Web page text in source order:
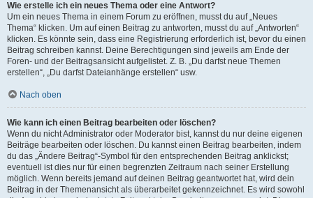
Wie erstelle ich ein neues Thema oder eine Antwort?
Um ein neues Thema in einem Forum zu eröffnen, musst du auf „Neues
Thema“ klicken. Um auf einen Beitrag zu antworten, musst du auf „Antworten“
klicken. Es könnte sein, dass eine Registrierung erforderlich ist, bevor du einen
Beitrag schreiben kannst. Deine Berechtigungen sind jeweils am Ende der
Foren- und der Beitragsansicht aufgelistet. Z. B. „Du darfst neue Themen
erstellen“, „Du darfst Dateianhänge erstellen“ usw.
Nach oben
Wie kann ich einen Beitrag bearbeiten oder löschen?
Wenn du nicht Administrator oder Moderator bist, kannst du nur deine eigenen
Beiträge bearbeiten oder löschen. Du kannst einen Beitrag bearbeiten, indem
du das „Ändere Beitrag“-Symbol für den entsprechenden Beitrag anklickst;
eventuell ist dies nur für einen begrenzten Zeitraum nach seiner Erstellung
möglich. Wenn bereits jemand auf deinen Beitrag geantwortet hat, wird dein
Beitrag in der Themenansicht als überarbeitet gekennzeichnet. Es wird sowohl